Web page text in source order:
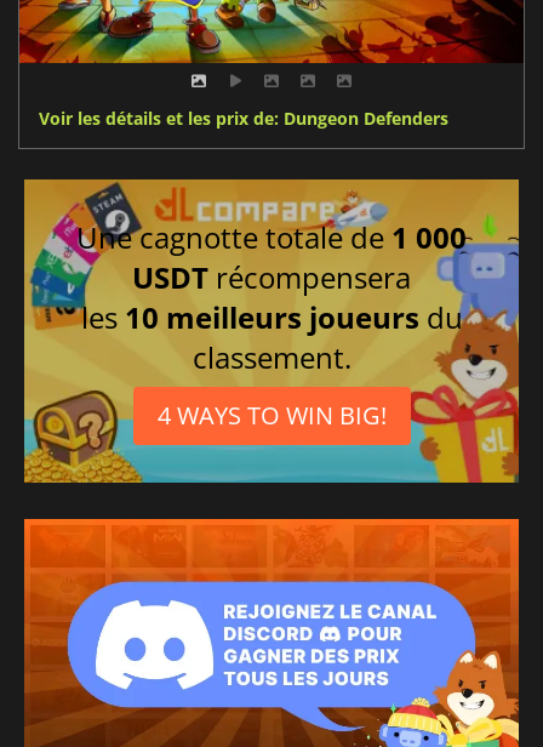
Voir les détails et les prix de: Dungeon Defenders
Une cagnotte totale de 1 000
USDT récompensera
les 10 meilleurs joueurs du
classement.
4 WAYS TO WIN BIG!